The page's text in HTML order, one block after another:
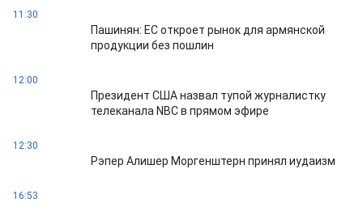
11:30
Пашинян: ЕС откроет рынок для армянской
продукции без пошлин
12:00
Президент США назвал тупой журналистку
телеканала NBC в прямом эфире
12:30
Рэпер Алишер Моргенштерн принял иудаизм
16:53